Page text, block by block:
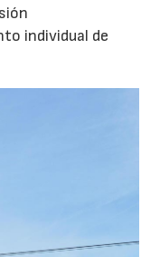
individual de